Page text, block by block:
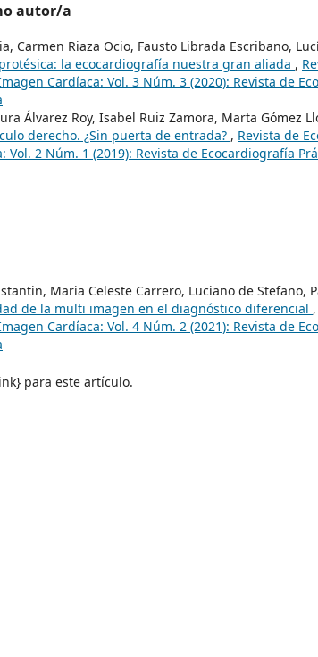
autor/a
Carmen Riaza Ocio, Fausto Librada Escribano,
la ecocardiografía nuestra gran aliada ,
Cardíaca: Vol. 3 Núm. 3 (2020): Revista de
Álvarez Roy, Isabel Ruiz Zamora, Marta Gómez
derecho. ¿Sin puerta de entrada? , Revista de
Vol. 2 Núm. 1 (2019): Revista de Ecocardiografía
Maria Celeste Carrero, Luciano de Stefano,
de la multi imagen en el diagnóstico diferencial ,
Cardíaca: Vol. 4 Núm. 2 (2021): Revista de
para este artículo.